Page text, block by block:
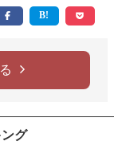
グ